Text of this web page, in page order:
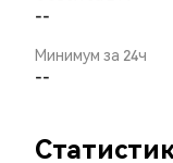
--
Минимум за 24ч
--